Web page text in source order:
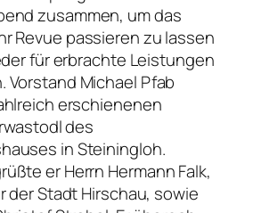
zusammen, um das
Revue passieren zu lassen
für erbrachte Leistungen
Vorstand Michael Pfab
erschienenen
des
in Steiningloh.
er Herrn Hermann Falk,
der Stadt Hirschau, sowie